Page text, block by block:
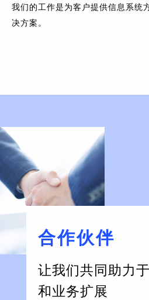
我们的工作是为客户提供信息系统
决方案。
合作伙伴
让我们共同助力
和业务扩展